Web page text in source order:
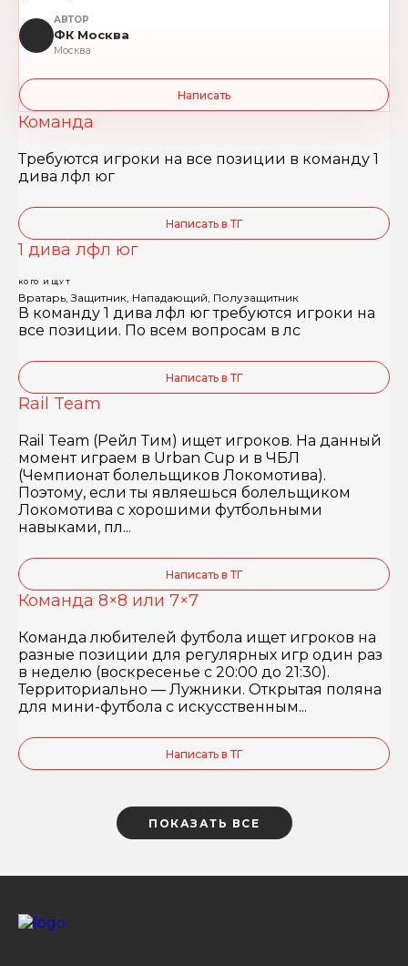
АВТОР
ФК Москва
Москва
Написать
Команда
Требуются игроки на все позиции в команду 1
дива лфл юг
Написать в ТГ
1 дива лфл юг
КОГО ИЩУТ
Вратарь, Защитник, Нападающий, Полузащитник
В команду 1 дива лфл юг требуются игроки на
все позиции. По всем вопросам в лс
Написать в ТГ
Rail Team
Rail Team (Рейл Тим) ищет игроков. На данный
момент играем в Urban Cup и в ЧБЛ
(Чемпионат болельщиков Локомотива).
Поэтому, если ты являешься болельщиком
Локомотива с хорошими футбольными
навыками, пл...
Написать в ТГ
Команда 8×8 или 7×7
Команда любителей футбола ищет игроков на
разные позиции для регулярных игр один раз
в неделю (воскресенье с 20:00 до 21:30).
Территориально — Лужники. Открытая поляна
для мини-футбола с искусственным...
Написать в ТГ
ПОКАЗАТЬ ВСЕ